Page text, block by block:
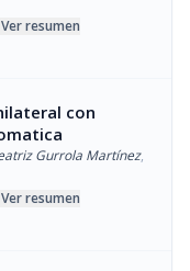
Ver resumen
con
Gurrola Martínez,
Ver resumen